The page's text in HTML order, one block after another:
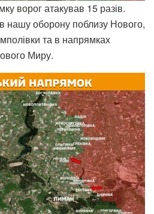
ворог атакував 15 разів.
нашу оборону поблизу Нового,
та в напрямках
Миру.